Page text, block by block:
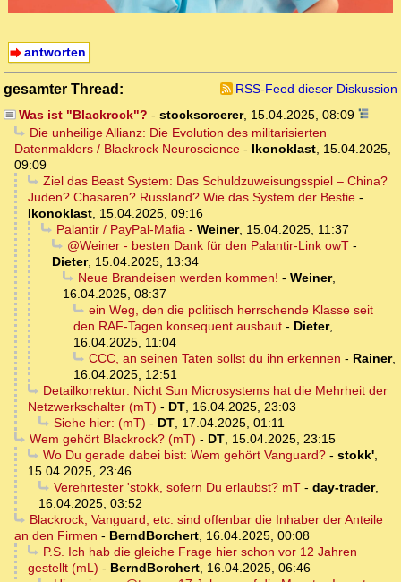
antworten
gesamter Thread:
RSS-Feed dieser Diskussion
Was ist "Blackrock"? - stocksorcerer, 15.04.2025, 08:09
Die unheilige Allianz: Die Evolution des militarisierten
Datenmaklers / Blackrock Neuroscience - Ikonoklast 15.04.2025,
09:09
Ziel das Beast System: Das Schuldzuweisungsspiel – China?
Juden? Chasaren? Russland? Wie das System der Bestie -
Ikonoklast 15.04.2025, 09:16
Palantir / PayPal-Mafia - Weiner, 15.04.2025, 11:37
@Weiner - besten Dank für den Palantir-Link owT-
Dieter, 15.04.2025, 13:34
Neue Brandeisen werden kommen! - Weiner,
16.04.2025, 08:37
ein Weg, den die politisch herrschende Klasse seit
den RAF-Tagen konsequent ausbaut - Dieter,
16.04.2025, 11:04
CCC, an seinen Taten sollst du ihn erkennen - Rainer,
16.04.2025, 12:51
Detailkorrektur: Nicht Sun Microsystems hat die Mehrheit der
Netzwerkschalter (mT) - DT 16.04.2025, 23:03
Siehe hier: (mT) - DT, 17.04.2025, 01:11
Wem gehört Blackrock? (mT) - DT, 15.04.2025, 23:15
Wo Du gerade dabei bist: Wem gehört Vanguard?- stokk',
15.04.2025, 23:46
Verehrtester 'stokk, sofern Du erlaubst? mT- day-trader,
16.04.2025, 03:52
Blackrock, Vanguard, etc. sind offenbar die Inhaber der Anteile
an den Firmen - BerndBorchert 16.04.2025, 00:08
P.S. Ich hab die gleiche Frage hier schon vor 12 Jahren
gestellt (mL) - BerndBorchert 16.04.2025, 06:46